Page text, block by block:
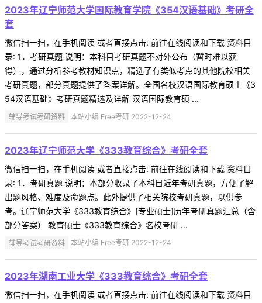
2023年辽宁师范大学国际教育学院《354汉语基础》考研全
套
微信扫一扫，在手机阅读 或者直接点击: 前往在线阅读和下载 资料目
录: 1．考研真题 说明：本科目考研真题不对外公布（暂时难以获
得），通过分析参考教材知识点，精选了有类似考点的其他院校相关
考研真题，部分真题提供了答案详解。全国名校汉语国际教育硕士《3
54汉语基础》考研真题精选及详解 汉语国际教育硕 ...
辅导考试考研资料 本站小编 Free考研 2022-12-24
2023年辽宁师范大学《333教育综合》考研全套
微信扫一扫，在手机阅读 或者直接点击: 前往在线阅读和下载 资料目
录: 1．考研真题 说明：本部分收录了本科目近年考研真题，方便了解
出题风格、难度及命题点。此外提供了相关院校考研真题，以供参
考。辽宁师范大学《333教育综合》[专业硕士]历年考研真题汇总（含
部分答案） 教育硕士《333教育综合》名校考研 ...
辅导考试考研资料 本站小编 Free考研 2022-12-24
2023年湖南工业大学《333教育综合》考研全套
微信扫一扫，在手机阅读 或者直接点击: 前往在线阅读和下载 资料目